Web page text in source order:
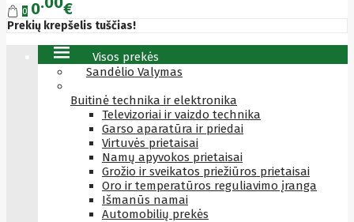
0 0 €
Prekių krepšelis tuščias!
Visos prekės
Sandėlio Valymas
Buitinė technika ir elektronika
Televizoriai ir vaizdo technika
Garso aparatūra ir priedai
Virtuvės prietaisai
Namų apyvokos prietaisai
Grožio ir sveikatos priežiūros prietaisai
Oro ir temperatūros reguliavimo įranga
Išmanūs namai
Automobilių prekės